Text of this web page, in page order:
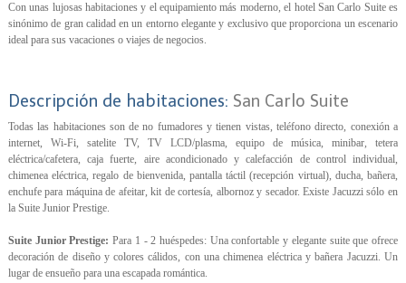
Con unas lujosas habitaciones y el equipamiento más moderno, el hotel San Carlo Suite es
sinónimo de gran calidad en un entorno elegante y exclusivo que proporciona un escenario
ideal para sus vacaciones o viajes de negocios.
Descripción de habitaciones: San Carlo Suite
Todas las habitaciones son de no fumadores y tienen vistas, teléfono directo, conexión a
internet, Wi-Fi, satelite TV, TV LCD/plasma, equipo de música, minibar, tetera
eléctrica/cafetera, caja fuerte, aire acondicionado y calefacción de control individual,
chimenea eléctrica, regalo de bienvenida, pantalla táctil (recepción virtual), ducha, bañera,
enchufe para máquina de afeitar, kit de cortesía, albornoz y secador. Existe Jacuzzi sólo en
la Suite Junior Prestige.
Suite Junior Prestige: Para 1 - 2 huéspedes: Una confortable y elegante suite que ofrece
decoración de diseño y colores cálidos, con una chimenea eléctrica y bañera Jacuzzi. Un
lugar de ensueño para una escapada romántica.